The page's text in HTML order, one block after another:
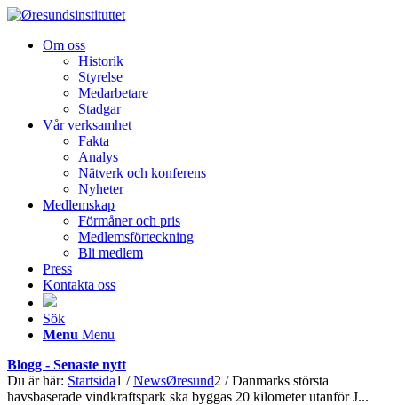
Om oss
Historik
Styrelse
Medarbetare
Stadgar
Vår verksamhet
Fakta
Analys
Nätverk och konferens
Nyheter
Medlemskap
Förmåner och pris
Medlemsförteckning
Bli medlem
Press
Kontakta oss
Sök
Menu Menu
Blogg - Senaste nytt
Du är här: Startsida1 / NewsØresund2 / Danmarks största
havsbaserade vindkraftspark ska byggas 20 kilometer utanför J...